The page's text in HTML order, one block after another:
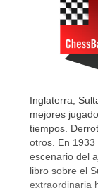
Inglaterra,
mejores
tiempos.
otros. En
escenario del
libro sobre el
extraordinaria